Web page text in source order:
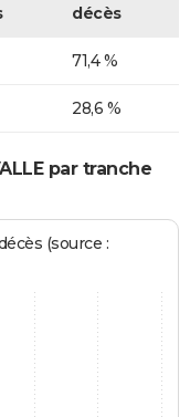
décès
71,4 %
28,6 %
par tranche
(source :